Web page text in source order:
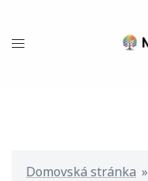
obsah
Domovská stránka »